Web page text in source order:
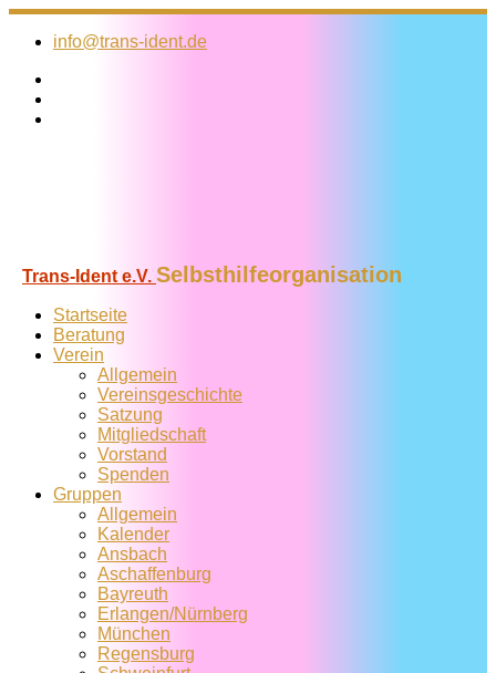
Zum
Inhalt
info@trans-ident.de
Trans-Ident e.V. Selbsthilfeorganisation
Startseite
Beratung
Verein
Allgemein
Vereins­geschichte
Satzung
Mitglied­schaft
Vorstand
Spenden
Gruppen
Allgemein
Kalender
Ansbach
Aschaffenburg
Bayreuth
Erlangen/Nürnberg
München
Regensburg